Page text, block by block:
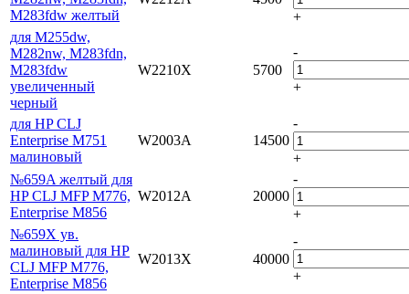
M283fdw желтый
+
для M255dw,
M282nw, M283fdn,
M283fdw
увеличенный
черный
W2210X 5700
-
+
для HP CLJ
Enterprise M751
малиновый
W2003A 14500
-
+
№659A желтый для
HP CLJ MFP M776,
Enterprise M856
W2012A 20000
-
+
№659X ув.
малиновый для HP
CLJ MFP M776,
Enterprise M856
W2013X 40000
-
+